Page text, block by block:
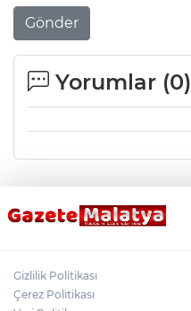
Gönder
Yorumlar (0)
Gizlilik Politikası
Çerez Politikası